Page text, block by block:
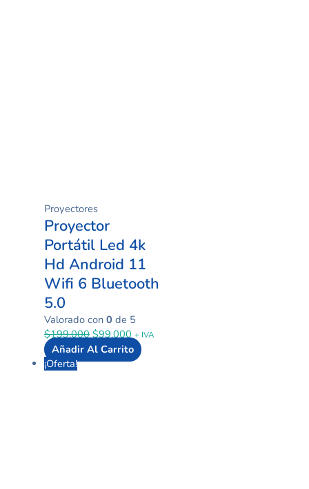
Proyectores
Proyector
Portátil Led 4k
Hd Android 11
Wifi 6 Bluetooth
5.0
Valorado con 0 de 5
$199.000 $99.000 + IVA
Añadir Al Carrito
¡Oferta!